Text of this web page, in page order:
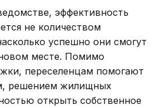
эффективность
не количеством
успешно они смогут
месте. Помимо
переселенцам помогают
решением жилищных
открыть собственное